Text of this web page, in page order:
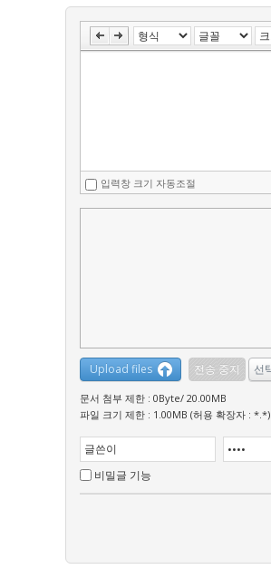
입력창 크기 자동조절
Upload files
문서 첨부 제한 : 0Byte/ 20.00MB
파일 크기 제한 : 1.00MB (허용 확장자 : *.*)
비밀글 기능